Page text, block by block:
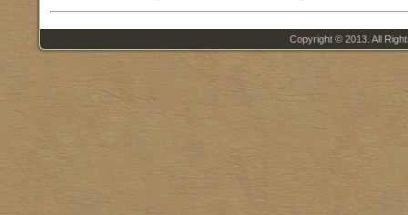
Copyright © 2013. All